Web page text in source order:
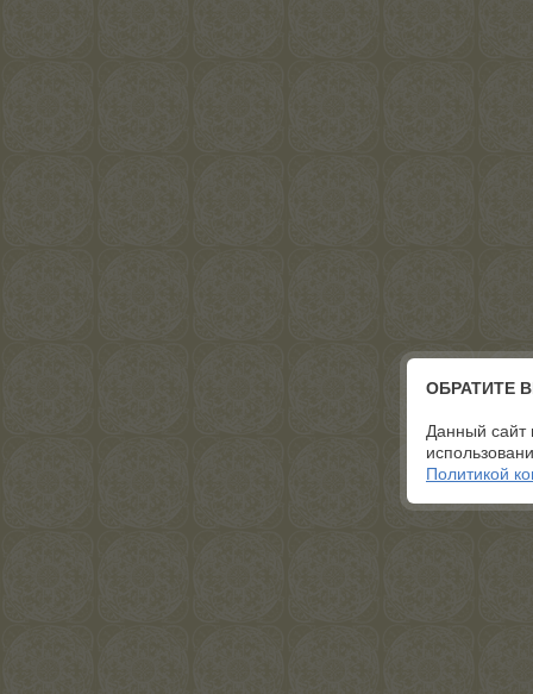
ОБРАТИТЕ
Данный сайт
Политикой